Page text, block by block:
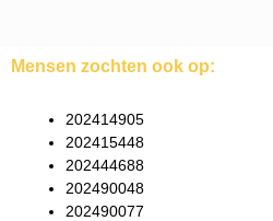
Mensen zochten ook op:
202414905
202415448
202444688
202490048
202490077